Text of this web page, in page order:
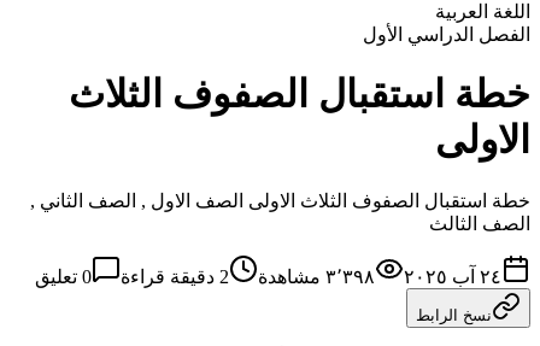
اللغة العربية
الفصل الدراسي الأول
خطة استقبال الصفوف الثلاث
الاولى
خطة استقبال الصفوف الثلاث الاولى الصف الاول , الصف الثاني ,
الصف الثالث
٢٤ آب ٢٠٢٥ ٣٬٣٩٨ مشاهدة 2 دقيقة قراءة 0 تعليق
نسخ الرابط